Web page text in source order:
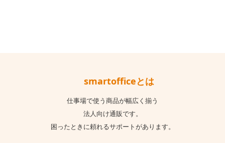
smartofficeとは
仕事場で使う商品が幅広く揃う
法人向け通販です。
困ったときに頼れるサポートがあります。